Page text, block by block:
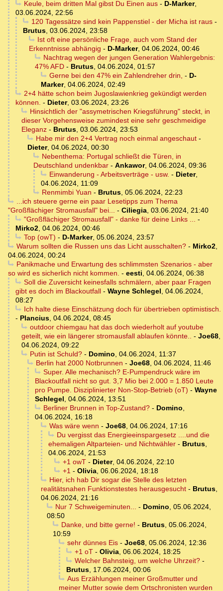
Keule, beim dritten Mal gibst Du Einen aus- D-Marker,
03.06.2024, 22:56
120 Tagessätze sind kein Pappenstiel - der Micha ist raus-
Brutus, 03.06.2024, 23:58
Ist oft eine persönliche Frage, auch vom Stand der
Erkenntnisse abhängig - D-Marker, 04.06.2024, 00:46
Nachtrag wegen der jungen Generation Wahlergebnis:
47% AFD - Brutus, 04.06.2024, 01:57
Gerne bei den 47% ein Zahlendreher drin, - D-
Marker, 04.06.2024, 02:49
2+4 hätte schon beim Jugoslawienkrieg gekündigt werden
können. - Dieter, 03.06.2024, 23:26
Hinsichtlich der "assymetrischen Kriegsführung" steckt, in
dieser Vorgehensweise zumindest eine sehr geschmeidige
Eleganz - Brutus, 03.06.2024, 23:53
Habe mir den 2+4 Vertrag noch einmal angeschaut-
Dieter, 04.06.2024, 00:30
Nebenthema: Portugal schließt die Türen, in
Deutschland undenkbar - Ankawor, 04.06.2024, 09:36
Einwanderung - Arbeitsverträge - usw. - Dieter,
04.06.2024, 11:09
Renmimbi Yuan - Brutus, 05.06.2024, 22:23
...ich steuere gerne ein paar Lesetipps zum Thema
"Großflächiger Stromausfall" bei... - Ciliegia, 03.06.2024, 21:40
"Großflächiger Stromausfall" - danke für deine Links ... -
Mirko2, 04.06.2024, 00:46
Top (owT) - D-Marker, 05.06.2024, 23:57
Warum sollten die Russen uns das Licht ausschalten?- Mirko2,
04.06.2024, 00:24
Panikmache und Erwartung des schlimmsten Szenarios - aber
so wird es sicherlich nicht kommen. - eesti, 04.06.2024, 06:38
Soll die Zuversicht keinesfalls schmälern, aber paar Fragen
gibt es doch im Blackoutfall - Wayne Schlegel, 04.06.2024,
08:27
Ich halte diese Einschätzung doch für übertrieben optimistisch.
- Plancius, 04.06.2024, 08:45
outdoor chiemgau hat das doch wiederholt auf youtube
geteilt, wie ein längerer stromausfall ablaufen könnte.. - Joe68,
04.06.2024, 09:22
Putin ist Schuld?- Domino, 04.06.2024, 11:37
Berlin hat 2000 Notbrunnen - Joe68, 04.06.2024, 11:46
Super. Alle mechanisch? E-Pumpendruck wäre im
Blackoutfall nicht so gut. 3,7 Mio bei 2.000 = 1.850 Leute
pro Pumpe. Disziplinierter Non-Stop-Betrieb (oT) - Wayne
Schlegel, 04.06.2024, 13:51
Berliner Brunnen in Top-Zustand?- Domino,
04.06.2024, 16:18
Was wäre wenn - Joe68, 04.06.2024, 17:16
Du vergisst das Energieeinspargesetz ....und die
ehemaligen Altparteien- und Nichtwähler - Brutus,
04.06.2024, 21:53
+1 owT- Dieter, 04.06.2024, 22:10
+1- Olivia, 06.06.2024, 18:18
Hier, ich hab Dir sogar die Stelle des letzten
realitätsnahen Funktionstestes herausgesucht - Brutus,
04.06.2024, 21:16
Nur 7 Schweigeminuten... - Domino, 05.06.2024,
08:50
Danke, und bitte gerne! - Brutus, 05.06.2024,
10:59
sehr dünnes Eis- Joe68, 05.06.2024, 12:36
+1 oT- Olivia, 06.06.2024, 18:25
Welcher Bahnsteig, um welche Uhrzeit?-
Brutus, 17.06.2024, 00:06
Aus Erzählungen meiner Großmutter und
meiner Mutter sowie dem Ortschronisten wurden